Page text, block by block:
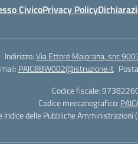
CivicoPrivacy Policy
Indirizzo:Via Ettore Majorana, snc
PAIC8BW002@istruzione.it
Codice fiscale:
Codice meccanografico:
Indice delle Pubbliche Amministrazioni